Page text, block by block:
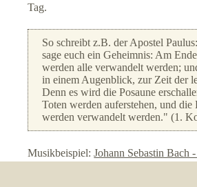
Tag.
So schreibt z.B. der Apostel
sage euch ein Geheimnis: Am
werden alle verwandelt werden;
in einem Augenblick, zur Zeit der
Denn es wird die Posaune
Toten werden auferstehen, und die
werden verwandelt werden." (1.
Musikbeispiel:Johann Sebastin Bach